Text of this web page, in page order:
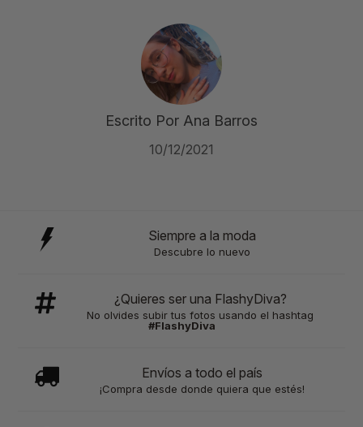
Escrito Por Ana Barros
10/12/2021
Siempre a la moda
Descubre lo nuevo
¿Quieres ser una FlashyDiva?
No olvides subir tus fotos usando el hashtag
#FlashyDiva
Envíos a todo el país
¡Compra desde donde quiera que estés!